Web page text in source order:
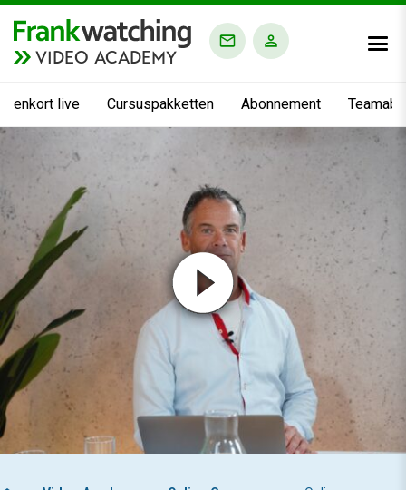
VIDEO ACADEMY
live Cursuspakketten Abonnement